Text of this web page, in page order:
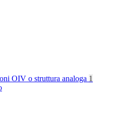
OIV o struttura analoga 1